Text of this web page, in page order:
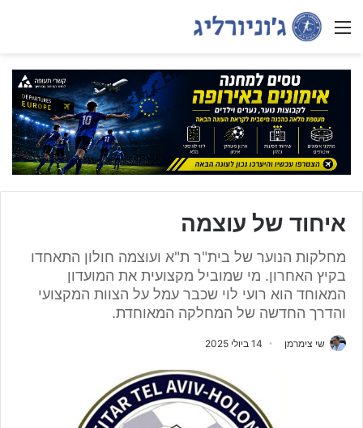
Menu
איחוד של עוצמה
מחלקות הנוער של בית"ר ת"א ועוצמה חולון התאחדו
בקיץ האחרון. מי שמוביל מקצועית את המועדון
המאוחד הוא רועי לוי שכבר עמל על הצוות המקצועי
והדרך החדשה של המחלקה המאוחדת.
שי צימרמן 14 ביולי 2025